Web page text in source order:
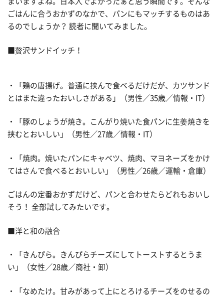
ごはんに合うおかずのなかで、パンにもマッチするものはあ
るのでしょうか？ 読者に聞いてみました。
■贅沢サンドイッチ！
・「鶏の唐揚げ。普通に挟んで食べるだけだが、カツサンド
とはまた違ったおいしさがある」（男性／35歳／情報・IT）
・「豚のしょうが焼き。こんがり焼いた食パンに生姜焼きを
挟むとおいしい」（男性／27歳／情報・IT）
・「焼肉。焼いたパンにキャベツ、焼肉、マヨネーズをかけ
てはさんで食べるとおいしい」（男性／26歳／運輸・倉庫）
ごはんの定番おかずだけど、パンと合わせたらどれもおいし
そう！ 全部試してみたいです。
■洋と和の融合
・「きんぴら。きんぴらチーズにしてトーストするとうま
い」（女性／28歳／商社・卸）
・「なめたけ。甘みがあって上にとろけるチーズをのせるの